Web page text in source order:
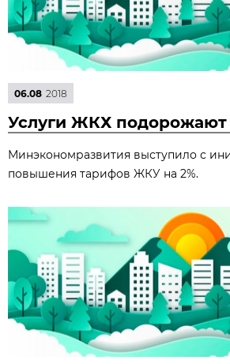
06.08 2018
Услуги ЖКХ подорожают
Минэкономразвития выступило с
повышения тарифов ЖКУ на 2%.